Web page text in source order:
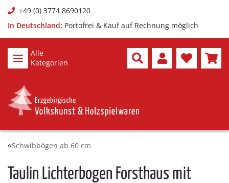
+49 (0) 3774 8690120
In Deutschland: Portofrei & Kauf auf Rechnung möglich
Alle
Kategorien
Schwibbögen ab 60 cm
Taulin Lichterbogen Forsthaus mit